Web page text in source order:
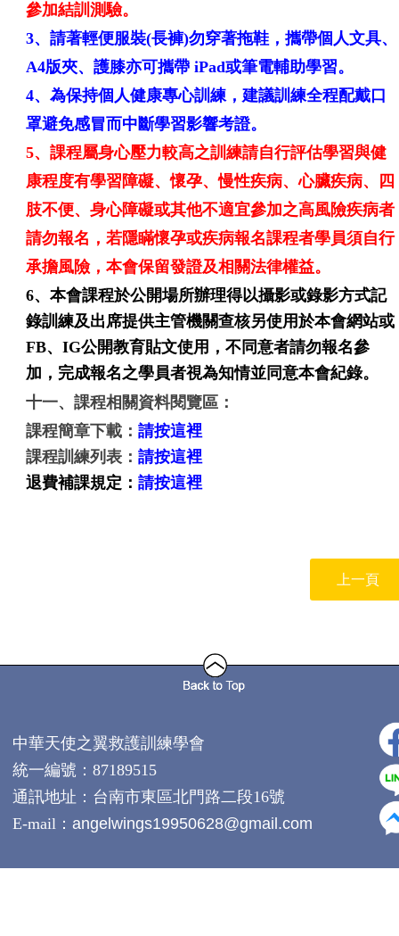
參加結訓測驗。
3、請著輕便服裝(長褲)勿穿著拖鞋，攜帶個人文具、
A4版夾、護膝亦可攜帶 iPad或筆電輔助學習。
4、為保持個人健康專心訓練，建議訓練全程配戴口
罩避免感冒而中斷學習影響考證。
5、課程屬身心壓力較高之訓練請自行評估學習與健
康程度有學習障礙、懷孕、慢性疾病、心臟疾病、四
肢不便、身心障礙或其他不適宜參加之高風險疾病者
請勿報名，若隱瞞懷孕或疾病報名課程者學員須自行
承擔風險，本會保留發證及相關法律權益。
6、本會課程於公開場所辦理得以攝影或錄影方式記
錄訓練及出席提供主管機關查核另使用於本會網站或
FB、IG公開教育貼文使用，不同意者請勿報名參
加，完成報名之學員者視為知情並同意本會紀錄。
十一、課程相關資料閱覽區：
課程簡章下載：請按這裡
課程訓練列表：請按這裡
退費補課規定：請按這裡
上一頁
中華天使之翼救護訓練學會
統一編號：87189515
通訊地址： 台南市東區北門路二段16號
E-mail：angelwings19950628@gmail.com